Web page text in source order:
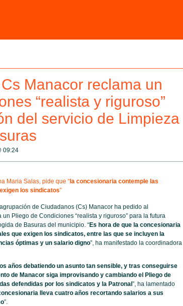
Manacor reclama un
“realista y riguroso”
del servicio de Limpieza
09:24
Maria Salas, pide que “la concesionaria contemple las
los sindicatos”
de Ciudadanos (Cs) Manacor ha pedido al
Pliego de Condiciones “realista y riguroso” para la futura
de Basuras del municipio. “Es hora de que la concesionaria
que exigen los sindicatos, entre las que se incluyen la
óptimas y un salario digno”, ha manifestado la coordinadora
años debatiendo un asunto tan sensible, y tras conseguirse
de Manacor siga improvisando y cambiando el Pliego de
defendidas por los sindicatos y la Patronal ”, ha lamentado
lleva cuatro años recortando salarios a sus
”.